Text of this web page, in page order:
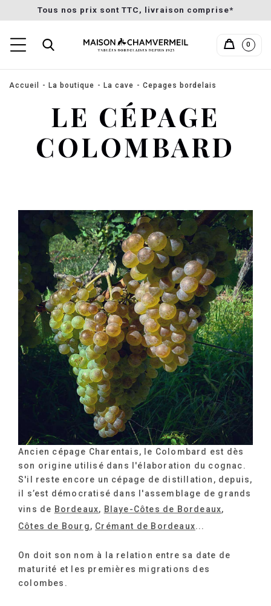
Tous nos prix sont TTC, livraison comprise*
0
Accueil La boutique La cave Cepages bordelais
LE CÉPAGE
COLOMBARD
Ancien cépage Charentais, le Colombard est dès
son origine utilisé dans l'élaboration du cognac.
S'il reste encore un cépage de distillation, depuis,
il s’est démocratisé dans l'assemblage de grands
vins de Bordeaux, Blaye-Côtes de Bordeaux,
Côtes de Bourg, Crémant de Bordeaux...
On doit son nom à la relation entre sa date de
maturité et les premières migrations des
colombes.